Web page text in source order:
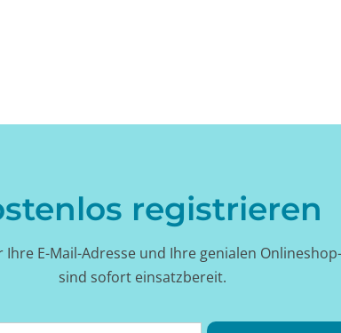
registrieren
Ihre E-Mail-Adresse und Ihre genialen
sind sofort einsatzbereit.